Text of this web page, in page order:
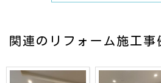
関連のリフォーム施工事